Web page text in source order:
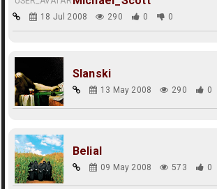
18 Jul 2008 290 0 0
Slanski
13 May 2008 290 0
Belial
09 May 2008 573 0